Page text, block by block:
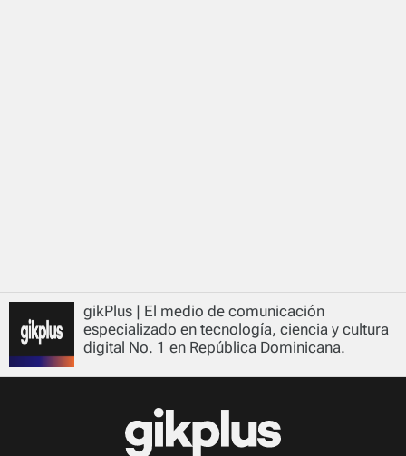
gikPlus | El medio de comunicación
especializado en tecnología, ciencia y cultura
digital No. 1 en República Dominicana.